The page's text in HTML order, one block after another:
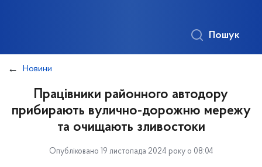
Пошук
Новини
Працівники районного автодору
прибирають вулично-дорожню мережу
та очищають зливостоки
Опубліковано 19 листопада 2024 року о 08:04